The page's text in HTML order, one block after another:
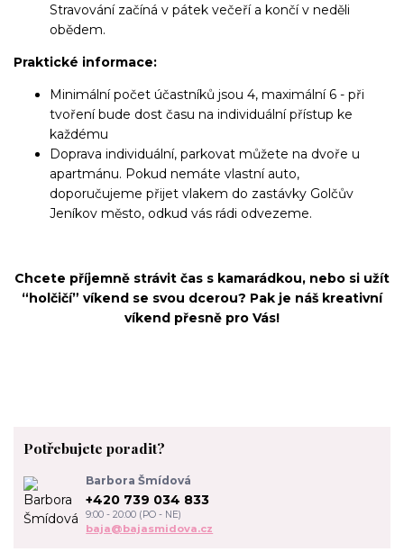
Stravování začíná v pátek večeří a končí v neděli
obědem.
Praktické informace:
Minimální počet účastníků jsou 4, maximální 6 - při
tvoření bude dost času na individuální přístup ke
každému
Doprava individuální, parkovat můžete na dvoře u
apartmánu. Pokud nemáte vlastní auto,
doporučujeme přijet vlakem do zastávky Golčův
Jeníkov město, odkud vás rádi odvezeme.
Chcete příjemně strávit čas s kamarádkou, nebo si užít
“holčičí” víkend se svou dcerou? Pak je náš kreativní
víkend přesně pro Vás!
Potřebujete poradit?
Barbora Šmídová
+420 739 034 833
9:00 - 20:00 (PO - NE)
baja@bajasmidova.cz